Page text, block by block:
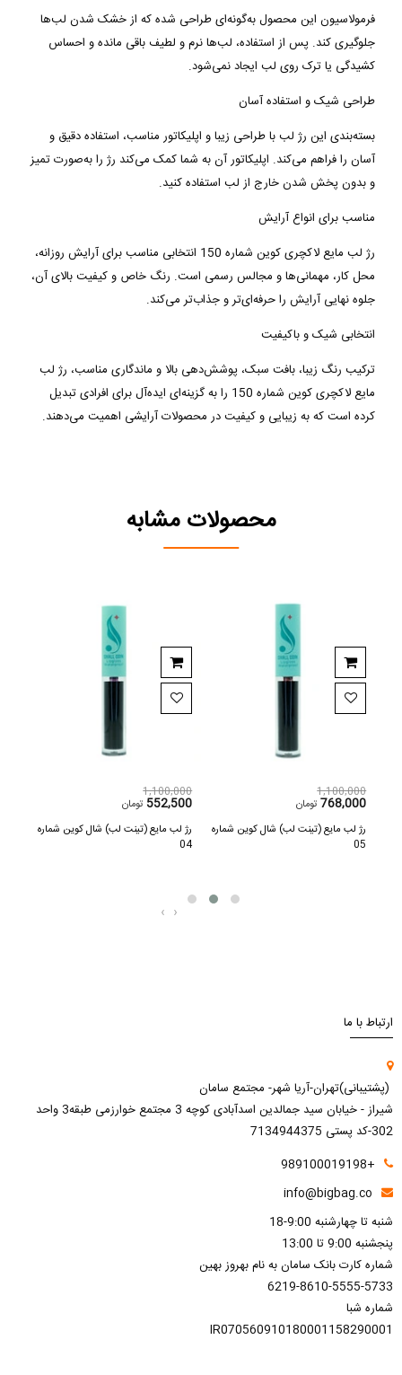
فرمولاسیون این محصول به‌گونه‌ای طراحی شده که از خشک شدن لب‌ها
جلوگیری کند. پس از استفاده، لب‌ها نرم و لطیف باقی مانده و احساس
کشیدگی یا ترک روی لب ایجاد نمی‌شود.
طراحی شیک و استفاده آسان
بسته‌بندی این رژ لب با طراحی زیبا و اپلیکاتور مناسب، استفاده دقیق و
آسان را فراهم می‌کند. اپلیکاتور آن به شما کمک می‌کند رژ را به‌صورت تمیز
و بدون پخش شدن خارج از لب استفاده کنید.
مناسب برای انواع آرایش
رژ لب مایع لاکچری کوین شماره 150 انتخابی مناسب برای آرایش روزانه،
محل کار، مهمانی‌ها و مجالس رسمی است. رنگ خاص و کیفیت بالای آن،
جلوه نهایی آرایش را حرفه‌ای‌تر و جذاب‌تر می‌کند.
انتخابی شیک و باکیفیت
ترکیب رنگ زیبا، بافت سبک، پوشش‌دهی بالا و ماندگاری مناسب، رژ لب
مایع لاکچری کوین شماره 150
را به گزینه‌ای ایده‌آل برای افرادی تبدیل
کرده است که به زیبایی و کیفیت در محصولات آرایشی اهمیت می‌دهند.
محصولات مشابه
1,100,000
552,500 تومان
رژ لب مایع (تینت لب) شال کوین شماره
04
1,100,000
768,000 تومان
رژ لب مایع (تینت لب) شال کوین شماره
05
‹ ›
ارتباط با ما
(پشتیبانی)تهران-آریا شهر- مجتمع سامان
شیراز - خیابان سید جمالدین اسدآبادی کوچه 3 مجتمع خوارزمی طبقه3 واحد
302-کد پستی 7134944375
+989100019198
info@bigbag.co
شنبه تا چهارشنبه 9:00-18
پنجشنبه 9:00 تا 13:00
شماره کارت بانک سامان به نام بهروز بهین
6219-8610-5555-5733
شماره شبا
IR070560910180001158290001